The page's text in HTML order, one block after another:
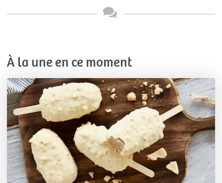
À la une en ce moment